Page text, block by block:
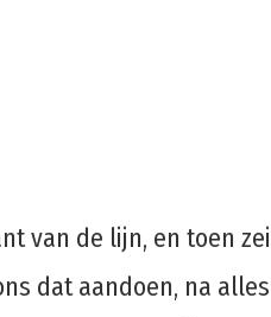
van de lijn, en toen
dat aandoen, na